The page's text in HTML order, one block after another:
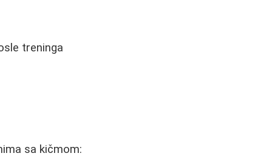
treninga
sa kičmom: